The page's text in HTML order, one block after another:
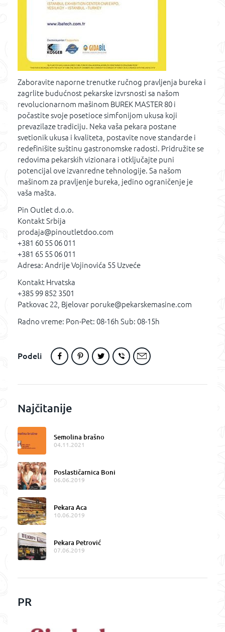
Zaboravite naporne trenutke ručnog pravljenja bureka i
zagrlite budućnost pekarske izvrsnosti sa našom
revolucionarnom mašinom BUREK MASTER 80 i
počastite svoje posetioce simfonijom ukusa koji
prevazilaze tradiciju. Neka vaša pekara postane
svetionik ukusa i kvaliteta, postavite nove standarde i
redefinišite suštinu gastronomske radosti. Pridružite se
redovima pekarskih vizionara i otključajte puni
potencijal ove izvanredne tehnologije. Sa našom
mašinom za pravljenje bureka, jedino ograničenje je
vaša mašta.
Pin Outlet d.o.o.
Kontakt Srbija
prodaja@pinoutletdoo.com
+381 60 55 06 011
+381 65 55 06 011
Adresa: Andrije Vojinovića 55 Uzveće
Kontakt Hrvatska
+385 99 852 3501
Patkovac 22, Bjelovar poruke@pekarskemasine.com
Radno vreme: Pon-Pet: 08-16h Sub: 08-15h
Podeli
Najčitanije
Semolina brašno
04.11.2021
Poslastičarnica Boni
06.06.2019
Pekara Aca
10.06.2019
Pekara Petrović
07.06.2019
PR